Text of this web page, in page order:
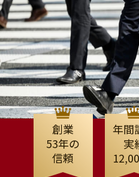
創業
53年の
信頼
年間
実